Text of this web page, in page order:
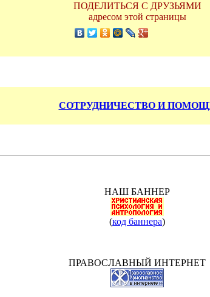
ПОДЕЛИТЬСЯ С ДРУЗЬЯМИ
адресом этой страницы
СОТРУДНИЧЕСТВО И
НАШ БАННЕР
(код баннера)
ПРАВОСЛАВНЫЙ ИНТЕРНЕТ